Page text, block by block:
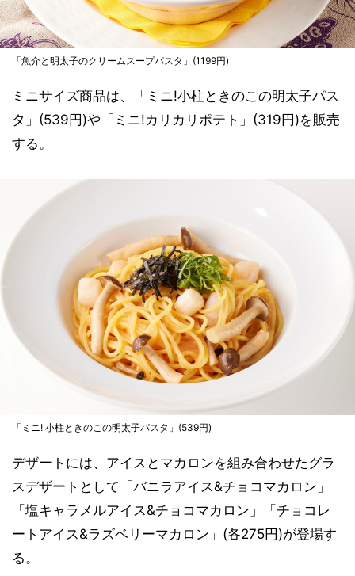
「魚介と明太子のクリームスープパスタ」(1199円)
ミニサイズ商品は、「ミニ!小柱ときのこの明太子パス
タ」(539円)や「ミニ!カリカリポテト」(319円)を販売
する。
「ミニ! 小柱ときのこの明太子パスタ」(539円)
デザートには、アイスとマカロンを組み合わせたグラ
スデザートとして「バニラアイス&チョコマカロン」
「塩キャラメルアイス&チョコマカロン」「チョコレ
ートアイス&ラズベリーマカロン」(各275円)が登場す
る。